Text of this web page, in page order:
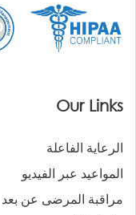
Our Links
الرعاية الفاعلة
المواعيد عبر الفيديو
مراقبة المرضى عن بعد